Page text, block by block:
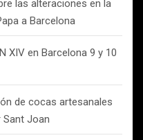
las alteraciones en la
a Barcelona
XIV en Barcelona 9 y 10
de cocas artesanales
Sant Joan